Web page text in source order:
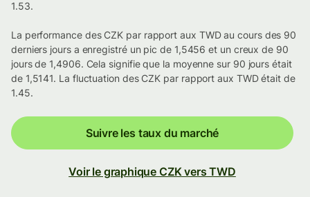
1.53.
La performance des CZK par rapport aux TWD au cours des 90
derniers jours a enregistré un pic de 1,5456 et un creux de 90
jours de 1,4906. Cela signifie que la moyenne sur 90 jours était
de 1,5141. La fluctuation des CZK par rapport aux TWD était de
1.45.
Suivre les taux du marché
Voir le graphique CZK vers TWD